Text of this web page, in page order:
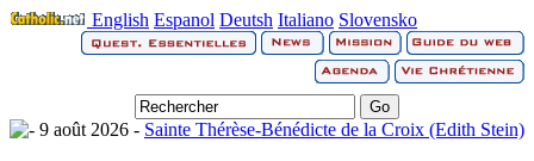
English Espanol Deutsh Italiano Slovensko
9 août 2026 - Sainte Thérèse-Bénédicte de la Croix (Edith Stein)